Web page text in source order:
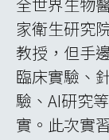
功用可以治
動牽引床竟
機器不僅提